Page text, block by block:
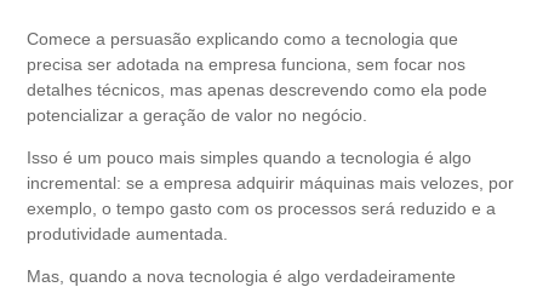
Comece a persuasão explicando como a tecnologia que
precisa ser adotada na empresa funciona, sem focar nos
detalhes técnicos, mas apenas descrevendo como ela pode
potencializar a geração de valor no negócio.
Isso é um pouco mais simples quando a tecnologia é algo
incremental: se a empresa adquirir máquinas mais velozes, por
exemplo, o tempo gasto com os processos será reduzido e a
produtividade aumentada.
Mas, quando a nova tecnologia é algo verdadeiramente